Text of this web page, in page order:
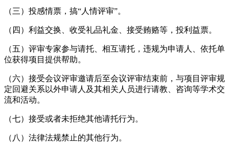
（三）投感情票，搞“人情评审”。
（四）利益交换、收受礼品礼金、接受贿赂等，投利益票。
（五）评审专家参与请托、相互请托，违规为申请人、依托单
位获得项目提供帮助。
（六）接受会议评审邀请后至会议评审结束前，与项目评审规
定回避关系以外申请人及其相关人员进行请教、咨询等学术交
流和活动。
（七）接受或者未拒绝其他请托行为。
（八）法律法规禁止的其他行为。